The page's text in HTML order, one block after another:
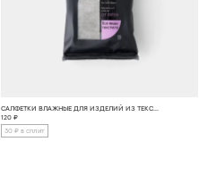
САЛФЕТКИ ВЛАЖНЫЕ ДЛЯ ИЗДЕЛИЙ ИЗ ТЕКСТИЛЯ
120₽
30 ₽ в сплит